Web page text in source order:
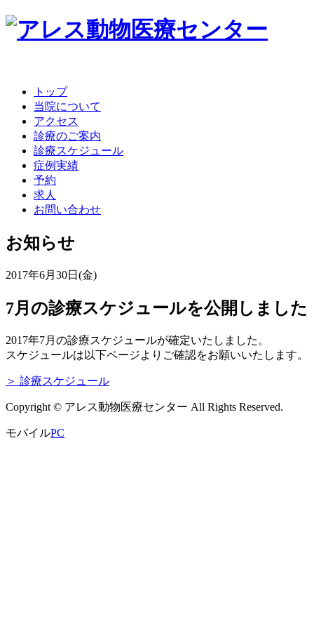
トップ
当院について
アクセス
診療のご案内
診療スケジュール
症例実績
予約
求人
お問い合わせ
お知らせ
2017年6月30日(金)
7月の診療スケジュールを公開しました
2017年7月の診療スケジュールが確定いたしました。
スケジュールは以下ページよりご確認をお願いいたします。
＞ 診療スケジュール
Copyright © アレス動物医療センター All Rights Reserved.
モバイルPC